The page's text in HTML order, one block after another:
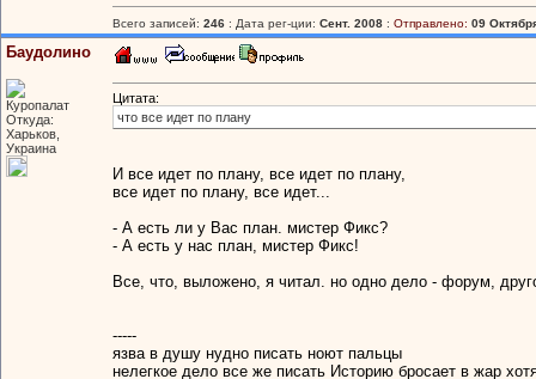
Всего записей: 246 : Дата рег-ции: Сент. 2008 : Отправлено: 09
Баудолино
Куропалат
Откуда:
Харьков,
Украина
Цитата:
что все идет по плану
И все идет по плану, все идет по плану,
все идет по плану, все идет...
- А есть ли у Вас план. мистер Фикс?
- А есть у нас план, мистер Фикс!
Все, что, выложено, я читал. но одно дело - форум,
-----
язва в душу нудно писать ноют пальцы
нелегкое дело все же писать Историю бросает в жар